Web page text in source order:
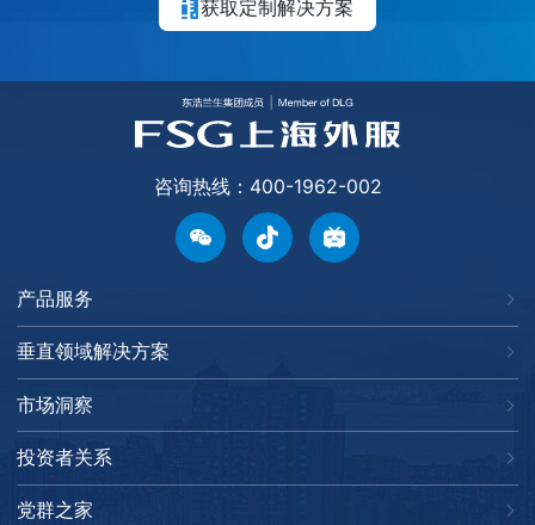
获取定制解决方案
咨询热线：400-1962-002
产品服务
垂直领域解决方案
市场洞察
投资者关系
党群之家